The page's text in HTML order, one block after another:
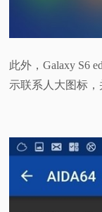
此外，Galaxy S6
示联系人大图标，